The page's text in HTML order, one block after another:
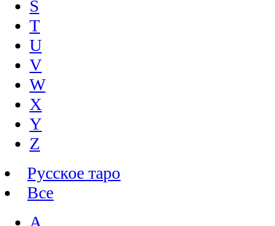
S
T
U
V
W
X
Y
Z
Русское таро
Все
A